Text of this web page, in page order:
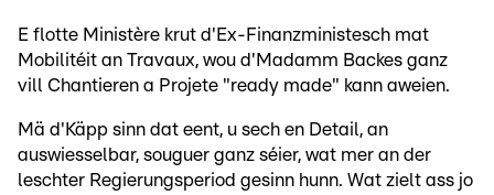
E flotte Ministère krut d'Ex-Finanzministesch mat
Mobilitéit an Travaux, wou d'Madamm Backes ganz
vill Chantieren a Projete "ready made" kann aweien.
Mä d'Käpp sinn dat eent, u sech en Detail, an
auswiesselbar, souguer ganz séier, wat mer an der
leschter Regierungsperiod gesinn hunn. Wat zielt ass jo